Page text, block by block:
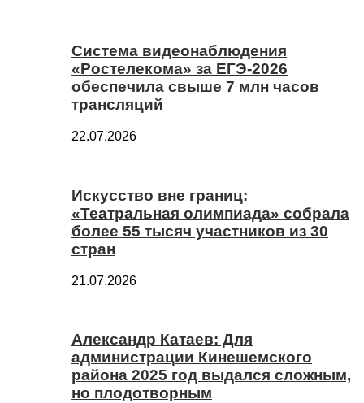
Система видеонаблюдения
«Ростелекома» за ЕГЭ-2026
обеспечила свыше 7 млн часов
трансляций
22.07.2026
Искусство вне границ:
«Театральная олимпиада» собрала
более 55 тысяч участников из 30
стран
21.07.2026
Александр Катаев: Для
администрации Кинешемского
района 2025 год выдался сложным,
но плодотворным